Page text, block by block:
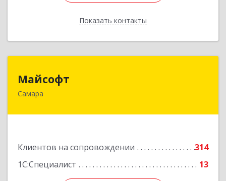
Показать контакты
Назад
Майсофт
Самара
Клиентов на сопровождении
314
1С:Специалист
13
443076, Самарская обл, Самара г, Партизанская